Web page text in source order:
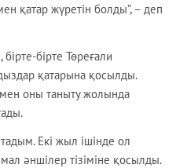
қатар жүретін болды”, – деп
бірте Төреғали
қатарына қосылды.
оны таныту жолында
Екі жыл ішінде ол
әншілер тізіміне қосылды.